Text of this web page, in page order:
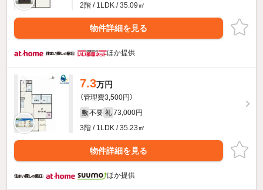
2階 / 1LDK / 35.09㎡
物件詳細を見る
ほか提供
7.3万円
（管理費3,500円）
敷 不要 礼 73,000円
3階 / 1LDK / 35.23㎡
物件詳細を見る
ほか提供